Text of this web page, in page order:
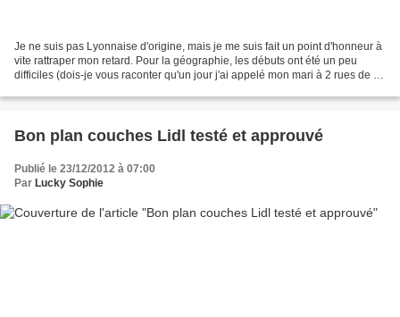
Je ne suis pas Lyonnaise d'origine, mais je me suis fait un point d'honneur à
vite rattraper mon retard. Pour la géographie, les débuts ont été un peu
difficiles (dois-je vous raconter qu'un jour j'ai appelé mon mari à 2 rues de la
Bon plan couches Lidl testé et approuvé
Publié le 23/12/2012 à 07:00
Par Lucky Sophie